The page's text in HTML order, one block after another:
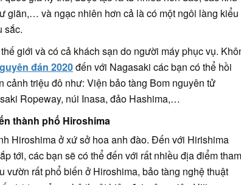
giãn,… và ngạc nhiên hơn cả là có một ngôi làng kiểu
sắc.
giới và có cả khách sạn do người máy phục vụ.
đán 2020đến với Nagasaki các bạn có thể hồi
triệu đô như: Viện bảo tàng Bom nguyên tử
Ropeway, núi Inasa, đảo Hashima,…
thành phố Hiroshima
Hiroshima ở xứ sở hoa anh đào. Đến với Hirishima
tới, các bạn sẽ có thể đến với rất nhiều địa điểm
rất phổ biến ở Hiroshima, bảo tàng nghệ thuật